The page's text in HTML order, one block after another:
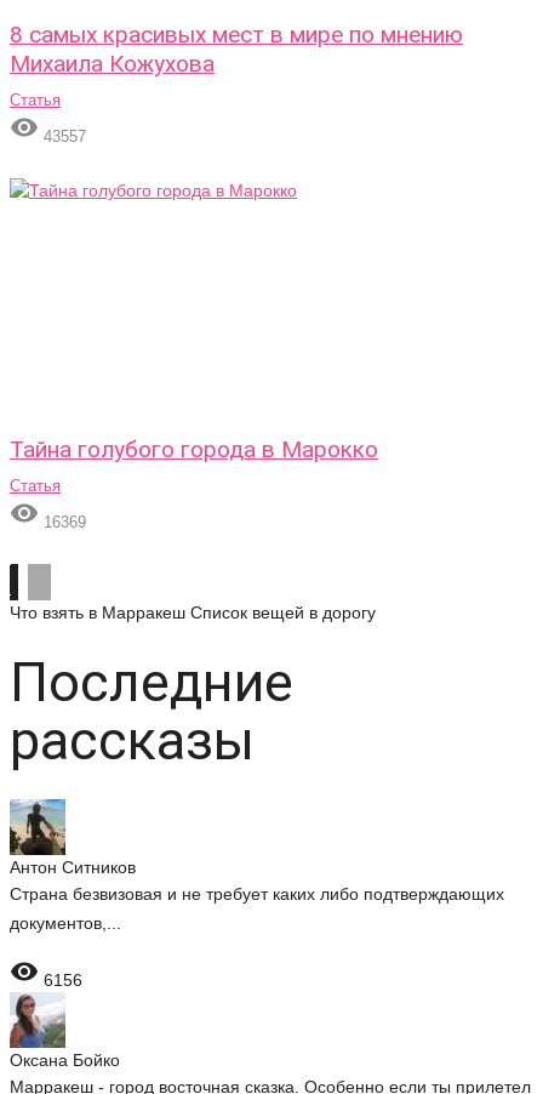
8 самых красивых мест в мире по мнению
Михаила Кожухова
Статья
 43557
Тайна голубого города в Марокко
Статья
 16369
Что взять в Марракеш Список вещей в дорогу
Последние
рассказы
Антон Ситников
Страна безвизовая и не требует каких либо подтверждающих
документов,...
 6156
Оксана Бойко
Марракеш - город восточная сказка. Особенно если ты прилетел